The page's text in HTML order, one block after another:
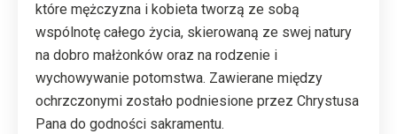
które mężczyzna i kobieta tworzą ze sobą
wspólnotę całego życia, skierowaną ze swej natury
na dobro małżonków oraz na rodzenie i
wychowywanie potomstwa. Zawierane między
ochrzczonymi zostało podniesione przez Chrystusa
Pana do godności sakramentu.